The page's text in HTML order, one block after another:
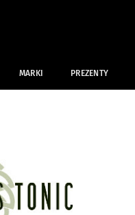
MARKI PREZENTY